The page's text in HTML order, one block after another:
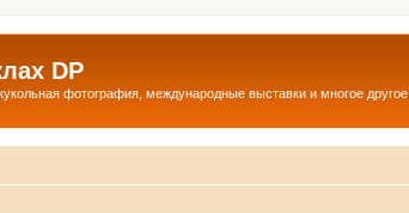
DP
фотография, международные выставки и многое